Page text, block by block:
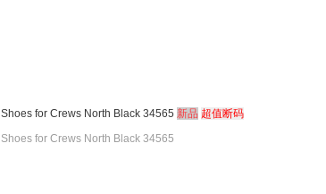
Shoes for Crews North Black 34565 新品 超值断码
Shoes for Crews North Black 34565